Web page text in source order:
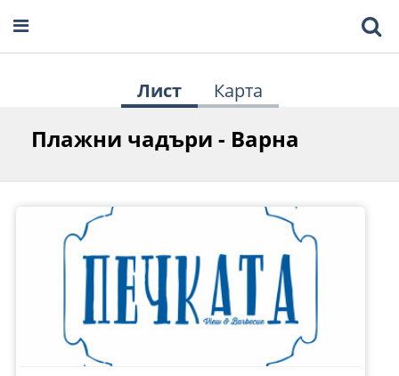
Лист Карта
Плажни чадъри - Варна